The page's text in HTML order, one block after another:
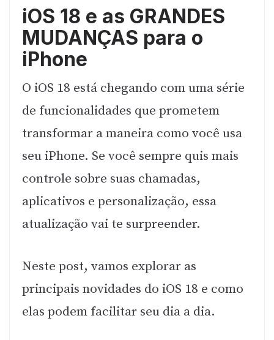
iOS 18 e as GRANDES
MUDANÇAS para o
iPhone
O iOS 18 está chegando com uma série
de funcionalidades que prometem
transformar a maneira como você usa
seu iPhone. Se você sempre quis mais
controle sobre suas chamadas,
aplicativos e personalização, essa
atualização vai te surpreender.
Neste post, vamos explorar as
principais novidades do iOS 18 e como
elas podem facilitar seu dia a dia.